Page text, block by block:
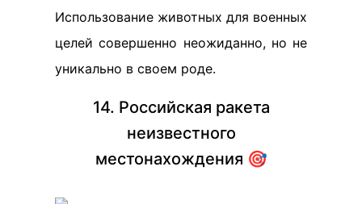
Использование животных для военных
целей совершенно неожиданно, но не
уникально в своем роде.
14. Российская ракета
неизвестного
местонахождения 🎯